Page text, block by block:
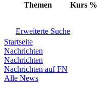
Themen Kurs %
Erweiterte Suche
Startseite
Nachrichten
Nachrichten
Nachrichten auf FN
Alle News